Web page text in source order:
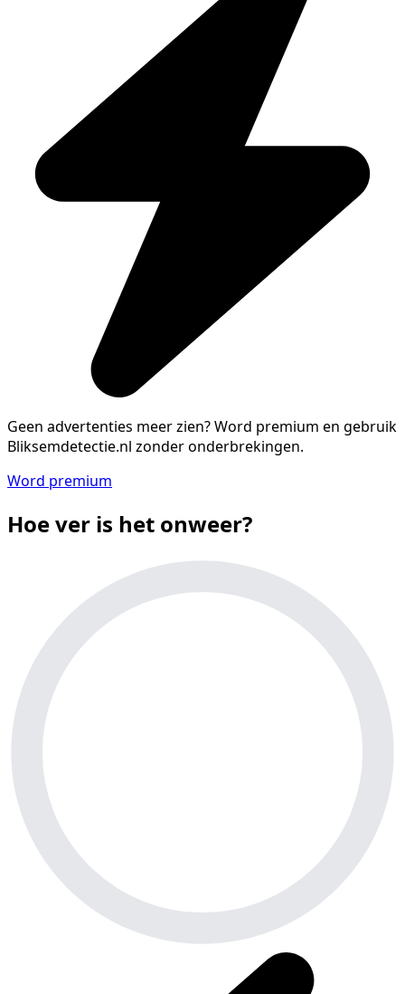
Geen advertenties meer zien?Word premium en gebruik
Bliksemdetectie.nl zonder onderbrekingen.
Word premium
Hoe ver is het onweer?